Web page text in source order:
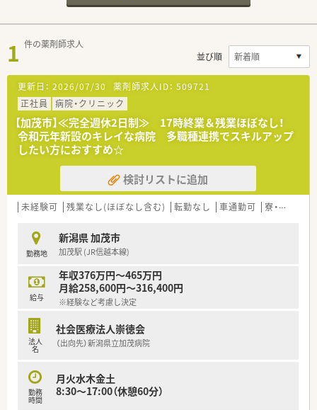
1 件の薬剤師求人
並び順
更新日： 2026/07/30 薬剤師求人ID： 509721
正社員
病院・クリニック
【加茂市】≪完全週休2日制≫ 17時終業＆残業ほぼなし！
令和元年新設のキレイな病院 多職種連携でスキルアップ
したい方におすすめ☆
検討リストに追加
未経験可 残業なし(ほぼなし含む) 転勤なし 車通勤可 寮・借上社宅あり
勤務地
新潟県 加茂市
加茂駅 (JR信越本線)
給与
年収376万円～465万円
月給258,600円～316,400円
※経験など考慮し決定
法人
名
社会医療法人崇徳会
（出向先）新潟県立加茂病院
勤務
時間
月火水木金土
8:30～17:00（休憩60分）